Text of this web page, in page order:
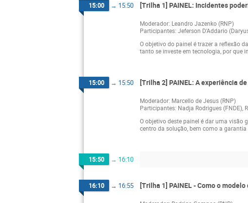
15:00 → 15:50 [Trilha 1] PAINEL: Incidentes
Moderador: Leandro Jazenko (RNP)
Participantes: Jeferson D'Addario
O objetivo do painel é trazer a reflexão
tanto se investe em tecnologia, por que
15:00 → 15:50 [Trilha 2] PAINEL: A experiência
Moderador: Marcello de Jesus (RNP)
Participantes: Nadja Rodrigues (FNDE),
O objetivo deste painel é dar uma
centro da solução, bem como a
15:50 → 16:10
16:10 → 16:55 [Trilha 1] PAINEL - Como o